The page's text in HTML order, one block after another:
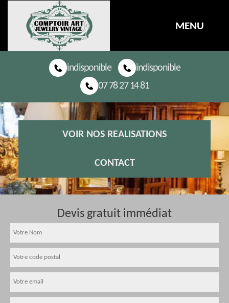
MENU
indisponible
indisponible
07 78 27 14 81
VOIR NOS REALISATIONS
CONTACT
Devis gratuit immédiat